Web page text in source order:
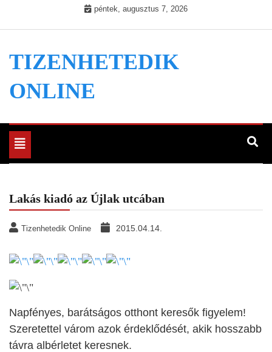
péntek, augusztus 7, 2026
TIZENHETEDIK
ONLINE
Toggle
navigation
Lakás kiadó az Újlak utcában
Tizenhetedik Online 2015.04.14.
Napfényes, barátságos otthont keresők figyelem!
Szeretettel várom azok érdeklődését, akik hosszabb
távra albérletet keresnek.